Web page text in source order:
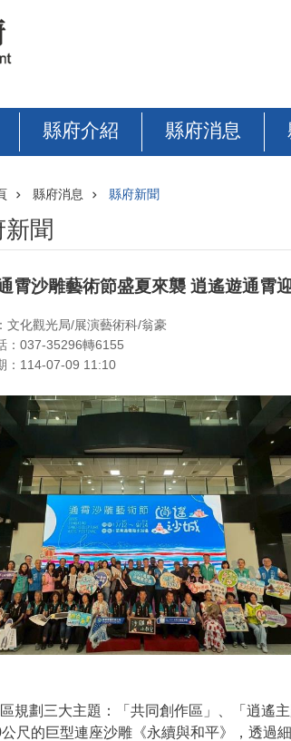
縣府介紹 縣府消息
縣府消息 縣府新聞
聞
霄沙雕藝術節盛夏來襲 逍遙遊通霄
文化觀光局/展演藝術科/翁豪
：037-35296轉6155
：114-07-09 11:10
規劃三大主題：「共同創作區」、「逍遙
尺的巨型連座沙雕《永續與和平》，透過